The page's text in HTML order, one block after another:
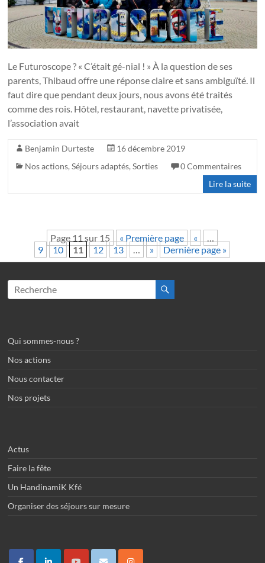
Le Futuroscope ? « C’était gé-nial ! » À la question de ses
parents, Thibaud offre une réponse claire et sans ambiguïté. Il
faut dire que pendant deux jours, nous avons été traités
comme des rois. Hôtel, restaurant, navette privatisée,
l’association avait
Benjamin Durteste
16 décembre 2019
Nos actions,Séjours adaptés,Sorties
0 Commentaires
Lire la suite
Page 11 sur 15 « Première page «
9
10 11 12 13 … » Dernière page »
Qui sommes-nous ?
Nos actions
Nous contacter
Nos projets
Actus
Faire la fête
Un HandinamiK Kfé
Organiser des séjours sur mesure